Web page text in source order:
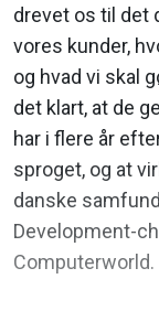
drevet os til det
vores kunder,
og hvad vi skal
det klart, at de
har i flere år
sproget, og at
danske
Development-
Computerworld.